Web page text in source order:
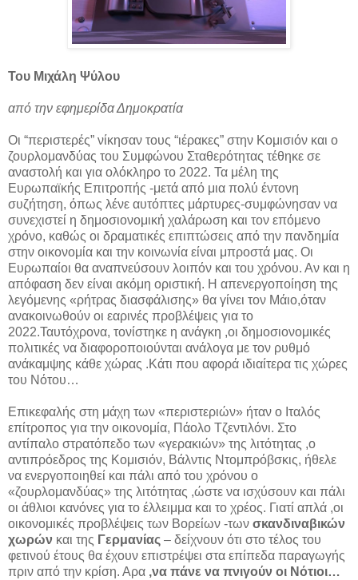
Του Μιχάλη Ψύλου
από την εφημερίδα Δημοκρατία
Οι “περιστερές” νίκησαν τους “ιέρακες” στην Κομισιόν και ο
ζουρλομανδύας του Συμφώνου Σταθερότητας τέθηκε σε
αναστολή και για ολόκληρο το 2022. Τα μέλη της
Ευρωπαϊκής Επιτροπής -μετά από μια πολύ έντονη
συζήτηση, όπως λένε αυτόπτες μάρτυρες-συμφώνησαν να
συνεχιστεί η δημοσιονομική χαλάρωση και τον επόμενο
χρόνο, καθώς οι δραματικές επιπτώσεις από την πανδημία
στην οικονομία και την κοινωνία είναι μπροστά μας. Οι
Ευρωπαίοι θα αναπνεύσουν λοιπόν και του χρόνου. Αν και η
απόφαση δεν είναι ακόμη οριστική. Η απενεργοποίηση της
λεγόμενης «ρήτρας διασφάλισης» θα γίνει τον Μάιο,όταν
ανακοινωθούν οι εαρινές προβλέψεις για το
2022.Ταυτόχρονα, τονίστηκε η ανάγκη ,οι δημοσιονομικές
πολιτικές να διαφοροποιούνται ανάλογα με τον ρυθμό
ανάκαμψης κάθε χώρας .Κάτι που αφορά ιδιαίτερα τις χώρες
του Νότου…
Επικεφαλής στη μάχη των «περιστεριών» ήταν ο Ιταλός
επίτροπος για την οικονομία, Πάολο Τζεντιλόνι. Στο
αντίπαλο στρατόπεδο των «γερακιών» της λιτότητας ,ο
αντιπρόεδρος της Κομισιόν, Βάλντις Ντομπρόβσκις, ήθελε
να ενεργοποιηθεί και πάλι από του χρόνου ο
«ζουρλομανδύας» της λιτότητας ,ώστε να ισχύσουν και πάλι
οι άθλιοι κανόνες για το έλλειμμα και το χρέος. Γιατί απλά ,οι
οικονομικές προβλέψεις των Βορείων -των σκανδιναβικών
χωρών και της Γερμανίας – δείχνουν ότι στο τέλος του
φετινού έτους θα έχουν επιστρέψει στα επίπεδα παραγωγής
πριν από την κρίση. Αρα ,να πάνε να πνιγούν οι Νότιοι…